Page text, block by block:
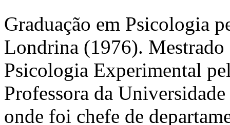
Graduação em Psicologia
Londrina (1976).
Psicologia Experimental
Professora da
onde foi chefe de